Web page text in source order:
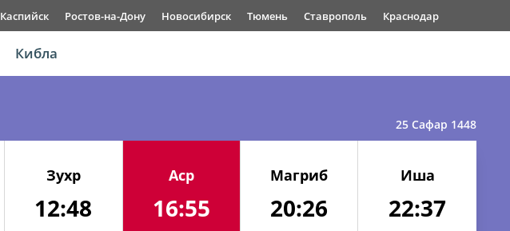
Каспийск Ростов-на-Дону Новосибирск Тюмень Ставрополь Краснодар
Кибла
25 Сафар 1448
Зухр
12:48
Аср
16:55
Магриб
20:26
Иша
22:37